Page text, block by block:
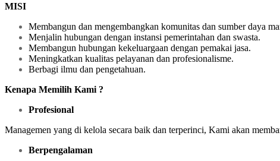
MISI
Membangun dan mengembangkan komunitas dan sumber daya
Menjalin hubungan dengan instansi pemerintahan dan swasta.
Membangun hubungan kekeluargaan dengan pemakai jasa.
Meningkatkan kualitas pelayanan dan profesionalisme.
Berbagi ilmu dan pengetahuan.
Kenapa Memilih Kami ?
Profesional
Managemen yang di kelola secara baik dan terperinci, Kami akan
Berpengalaman